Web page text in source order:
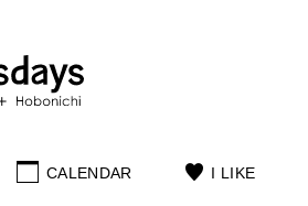
CALENDAR I LIKE